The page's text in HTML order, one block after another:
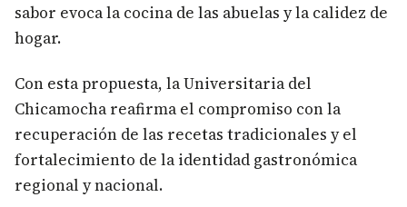
sabor evoca la cocina de las abuelas y la calidez de
hogar.
Con esta propuesta, la Universitaria del
Chicamocha reafirma el compromiso con la
recuperación de las recetas tradicionales y el
fortalecimiento de la identidad gastronómica
regional y nacional.